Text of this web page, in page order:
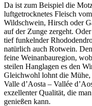
Da ist zum Beispiel die
luftgetrocknetes Fleisch
Wildschwein, Hirsch oder
auf der Zunge zergeht.
tief funkelnder
natürlich auch Rotwein.
feine Weinanbauregion,
steilen Hanglagen es den
Gleichwohl lohnt die Mühe,
Valle d’Aosta – Vallée
exzellenter Qualität, die
genießen kann.